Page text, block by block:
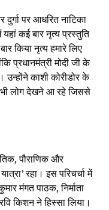
पर आधरित नाटिका
कई बार नृत्य प्रस्तुति
किया नृत्य हमारे लिए
प्रधानमंत्री मोदी जी के
काशी कोरीडोर के
लोग देखने आ रहे जिससे
पौराणिक और
रहा। इस परिचर्चा में
मंगत पाठक, निर्माता
किशन ने हिस्सा लिया।